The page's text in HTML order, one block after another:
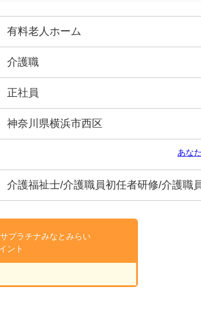
有料老人ホーム
介護職
正社員
神奈川県横浜市西区
あな
介護福祉士/介護職員初任者研修/介護職
プラチナみなとみらい
ント